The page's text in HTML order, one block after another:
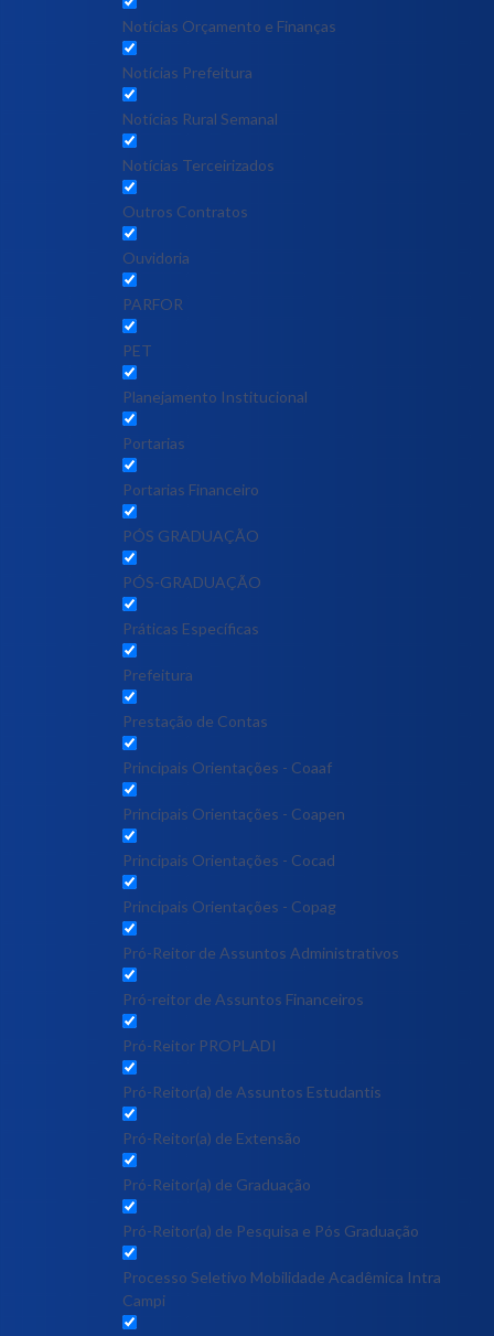
Notícias Orçamento e Finanças
Notícias Prefeitura
Notícias Rural Semanal
Notícias Terceirizados
Outros Contratos
Ouvidoria
PARFOR
PET
Planejamento Institucional
Portarias
Portarias Financeiro
PÓS GRADUAÇÃO
PÓS-GRADUAÇÃO
Práticas Específicas
Prefeitura
Prestação de Contas
Principais Orientações - Coaaf
Principais Orientações - Coapen
Principais Orientações - Cocad
Principais Orientações - Copag
Pró-Reitor de Assuntos Administrativos
Pró-reitor de Assuntos Financeiros
Pró-Reitor PROPLADI
Pró-Reitor(a) de Assuntos Estudantis
Pró-Reitor(a) de Extensão
Pró-Reitor(a) de Graduação
Pró-Reitor(a) de Pesquisa e Pós Graduação
Processo Seletivo Mobilidade Acadêmica Intra
Campi